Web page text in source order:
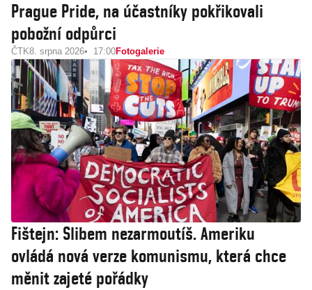
Prague Pride, na účastníky pokřikovali
pobožní odpůrci
ČTK8. srpna 2026 17:00Fotogalerie
Fištejn: Slibem nezarmoutíš. Ameriku
ovládá nová verze komunismu, která chce
měnit zajeté pořádky